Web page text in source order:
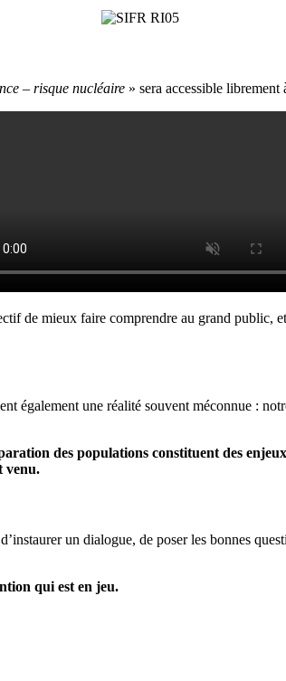
– risque nucléaire » sera accessible
de mieux faire comprendre au grand public,
également une réalité souvent méconnue :
des populations constituent des
venu.
un dialogue, de poser les bonnes
qui est en jeu.